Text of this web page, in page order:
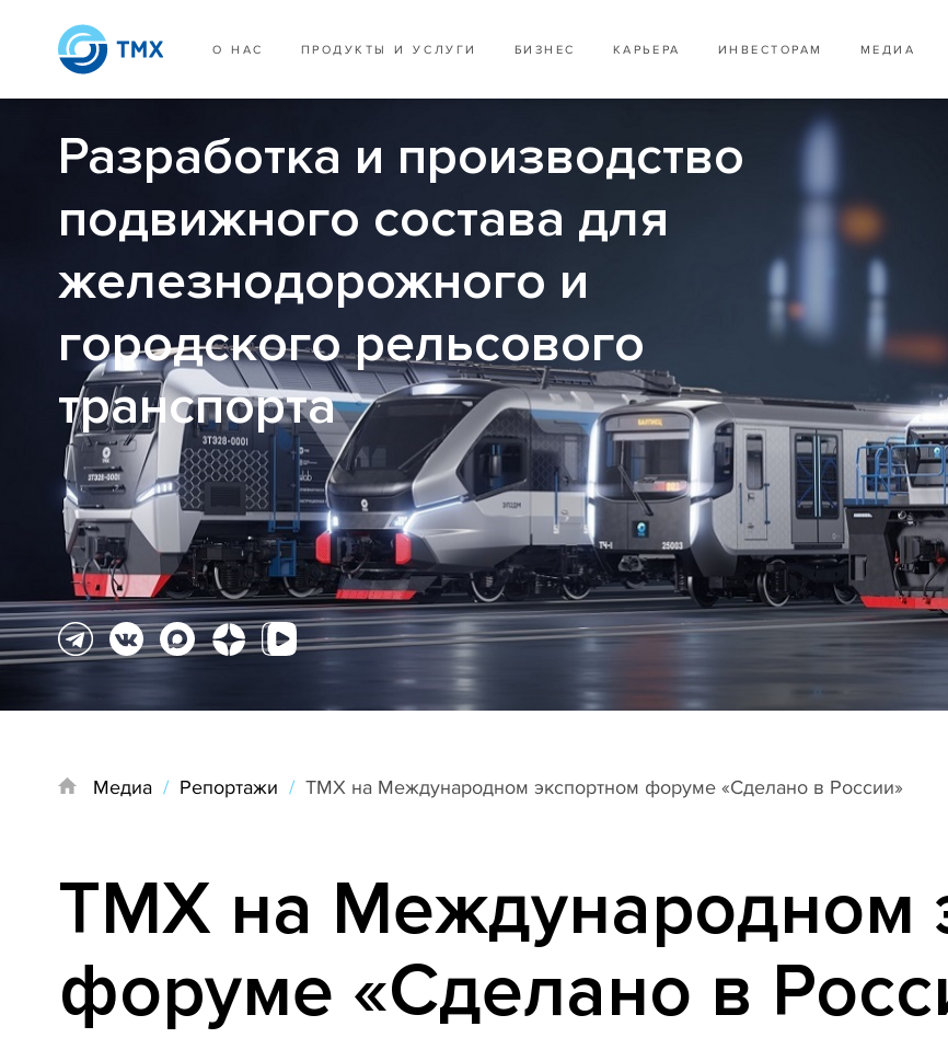
О НАС ПРОДУКТЫ И УСЛУГИ БИЗНЕС КАРЬЕРА ИНВЕСТОРАМ МЕДИА
Разработка и производство
подвижного состава для
железнодорожного и
городского рельсового
транспорта
Медиа / Репортажи / ТМХ на Международном экспортном форуме «Сделано в России»
ТМХ на Международном
форуме «Сделано в